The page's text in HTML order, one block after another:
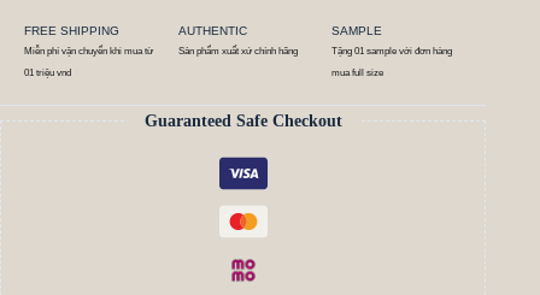
FREE SHIPPING
Miễn phí vận chuyển khi mua từ
01 triệu vnd
AUTHENTIC
Sản phẩm xuất xứ chính hãng
SAMPLE
Tặng 01 sample với đơn hàng
mua full size
Guaranteed Safe Checkout